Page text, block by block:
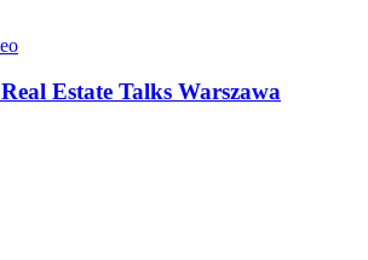
Estate Talks Warszawa